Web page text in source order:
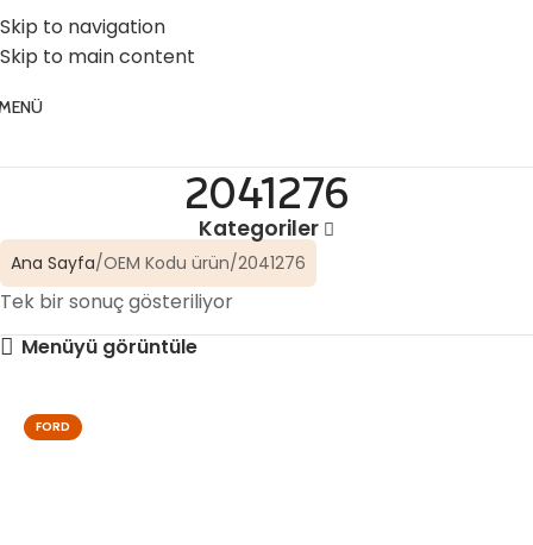
Skip to navigation
Skip to main content
☎️ 0 (224) 504 74 45
2041276
Kategoriler
Ana Sayfa OEM Kodu ürün 2041276
Tek bir sonuç gösteriliyor
Menüyü görüntüle
FORD